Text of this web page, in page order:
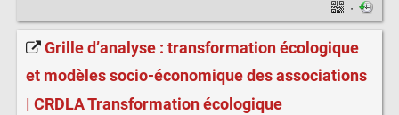
·
Grille d’analyse : transformation écologique
et modèles socio-économique des associations
| CRDLA Transformation écologique